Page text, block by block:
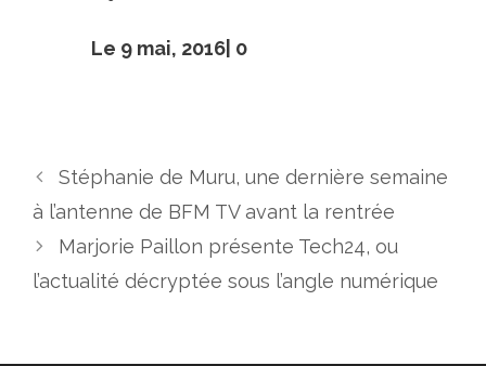
Le 9 mai, 2016| 0
Stéphanie de Muru, une dernière semaine
à l’antenne de BFM TV avant la rentrée
Marjorie Paillon présente Tech24, ou
l’actualité décryptée sous l’angle numérique